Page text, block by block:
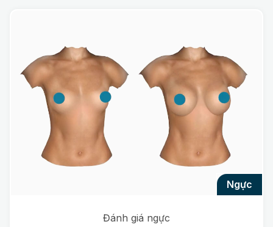
ngực
Đánh giá ngực